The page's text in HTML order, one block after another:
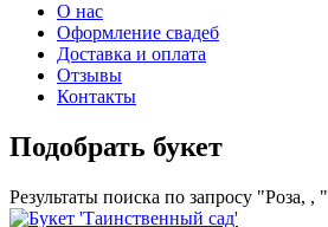
О нас
Оформление свадеб
Доставка и оплата
Отзывы
Контакты
Подобрать букет
Результаты поиска по запросу "Роза, , "